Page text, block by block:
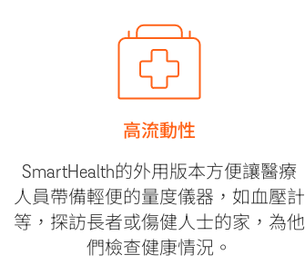
高流動性
SmartHealth的外用版本方便讓醫療
人員帶備輕便的量度儀器，如血壓計
等，探訪長者或傷健人士的家，為他
們檢查健康情況。